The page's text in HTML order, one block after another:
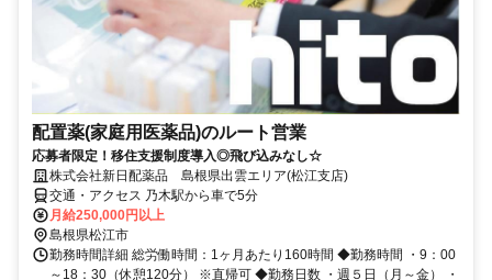
配置薬(家庭用医薬品)のルート営業
応募者限定！移住支援制度導入◎飛び込みなし☆
株式会社新日配薬品 島根県出雲エリア(松江支店)
交通・アクセス 乃木駅から車で5分
月給250,000円以上
島根県松江市
勤務時間詳細 総労働時間：1ヶ月あたり160時間 ◆勤務時間 ・9：00
～18：30（休憩120分） ※直帰可 ◆勤務日数 ・週５日（月～金） ・